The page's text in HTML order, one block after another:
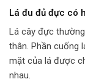
Lá đu đủ đực có
Lá cây đực
thân. Phần cuống
mặt của lá được
nhau.